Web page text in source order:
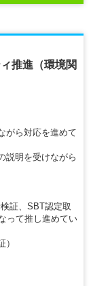
推進（環境関
がら対応を進めて
説明を受けながら
証、SBT認定取
って推し進めてい